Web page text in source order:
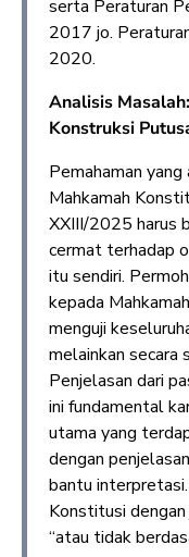
serta Peraturan
2017 jo.
2020.
Analisis
Konstruksi
Pemahaman
Mahkamah
XXIII/2025 harus
cermat terhadap
itu sendiri.
kepada
menguji
melainkan secara
Penjelasan dari
ini fundamental
utama yang
dengan
bantu
Konstitusi
“atau tidak